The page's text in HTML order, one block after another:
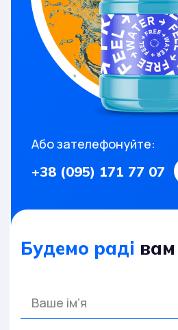
Або зателефонуйте:
+38 (095) 171 77 07
Будемо раді